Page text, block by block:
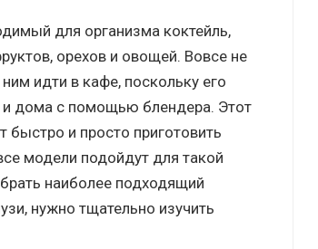
для организма коктейль,
орехов и овощей. Вовсе не
идти в кафе, поскольку его
дома с помощью блендера. Этот
быстро и просто приготовить
модели подойдут для такой
наиболее подходящий
нужно тщательно изучить